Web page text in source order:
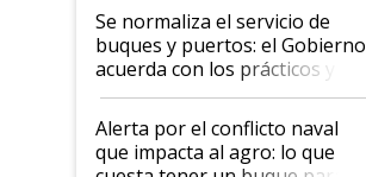
Se normaliza el servicio de
buques y puertos: el Gobierno
acuerda con los prácticos y
suspende el decreto de
desregulación
Alerta por el conflicto naval
que impacta al agro: lo que